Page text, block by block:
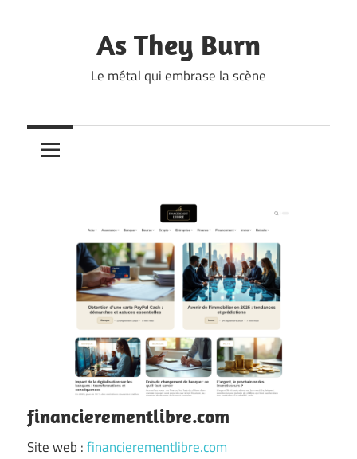
As They Burn
Le métal qui embrase la scène
financierementlibre.com
Site web :financierementlibre.com